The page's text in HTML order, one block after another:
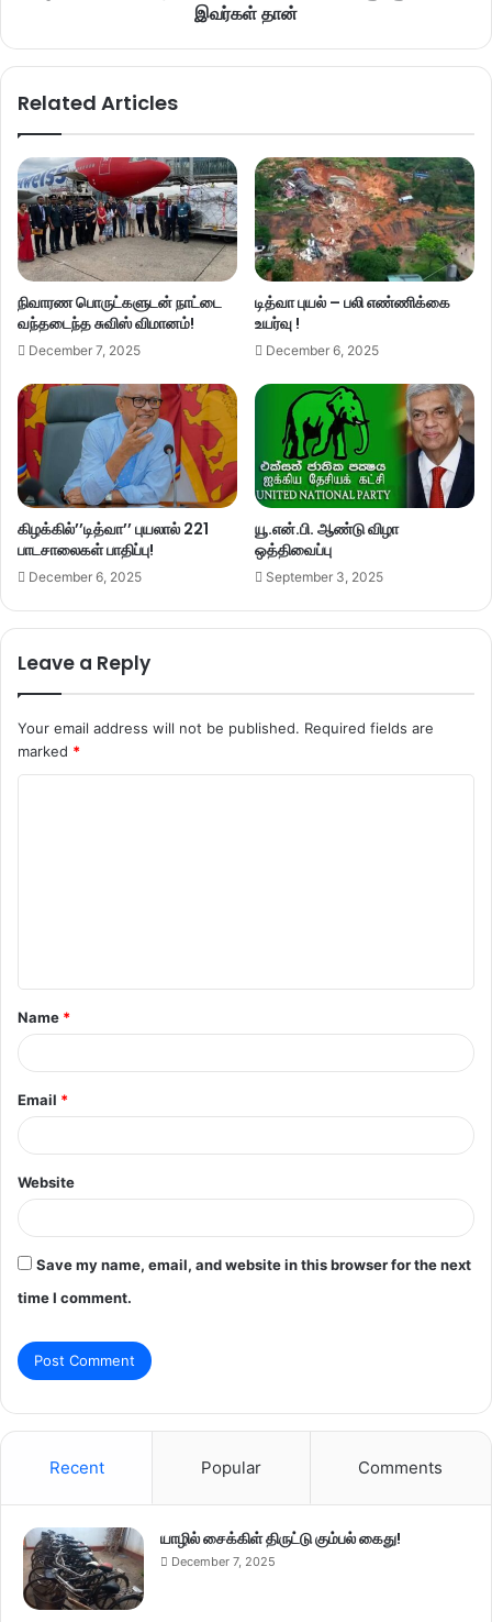
இவர்கள் தான்
Related Articles
நிவாரண பொருட்களுடன் நாட்டை
வந்தடைந்த சுவிஸ் விமானம்!
December 7, 2025
டித்வா புயல் – பலி எண்ணிக்கை
உயர்வு !
December 6, 2025
கிழக்கில்’’டித்வா’’ புயலால் 221
பாடசாலைகள் பாதிப்பு!
December 6, 2025
யூ.என்.பி. ஆண்டு விழா
ஒத்திவைப்பு
September 3, 2025
Leave a Reply
Your email address will not be published. Required fields are
marked *
t
*
Name *
Email *
Website
Save my name, email, and website in this browser for the next
time I comment.
Recent Popular Comments
யாழில் சைக்கிள் திருட்டு கும்பல் கைது!
December 7, 2025